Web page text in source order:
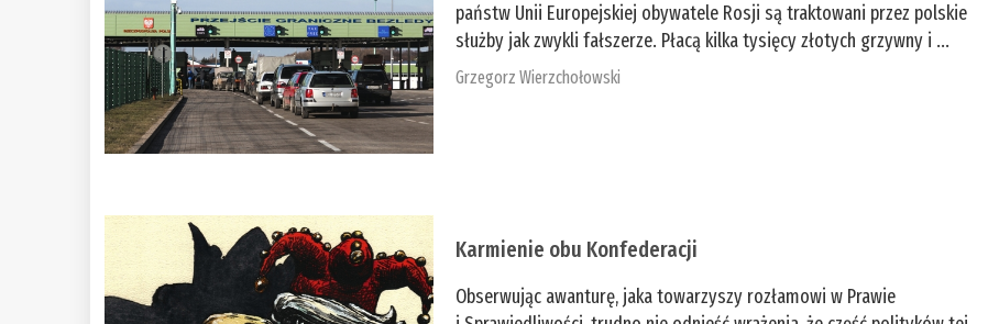
państw Unii Europejskiej obywatele Rosji są traktowani przez polskie
służby jak zwykli fałszerze. Płacą kilka tysięcy złotych grzywny i ...
Grzegorz Wierzchołowski
Karmienie obu Konfederacji
Obserwując awanturę, jaka towarzyszy rozłamowi w Prawie